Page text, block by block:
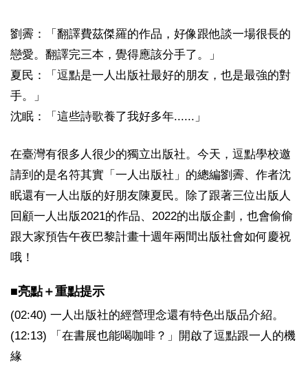
劉霽：「翻譯費茲傑羅的作品，好像跟他談一場很長的
戀愛。翻譯完三本，覺得應該分手了。」
夏民：「逗點是一人出版社最好的朋友，也是最強的對
手。」
沈眠：「這些詩歌養了我好多年......」
在臺灣有很多人很少的獨立出版社。今天，逗點學校邀
請到的是名符其實「一人出版社」的總編劉霽、作者沈
眠還有一人出版的好朋友陳夏民。除了跟著三位出版人
回顧一人出版2021的作品、2022的出版企劃，也會偷偷
跟大家預告午夜巴黎計畫十週年兩間出版社會如何慶祝
哦！
■亮點＋重點提示
(02:40) 一人出版社的經營理念還有特色出版品介紹。
(12:13) 「在書展也能喝咖啡？」開啟了逗點跟一人的機
緣